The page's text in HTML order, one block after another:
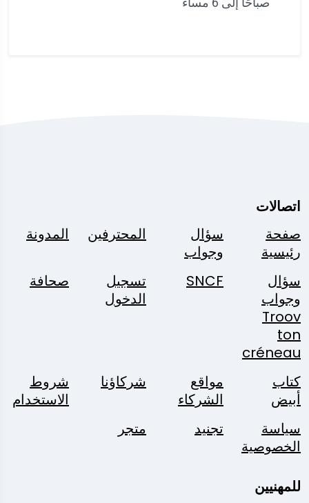
اتصالات
صفحة
رئيسية
سؤال
وجواب
المحترفين المدونة
سؤال
وجواب
Troov
ton
créneau
SNCF
تسجيل
الدخول
صحافة
كتاب
أبيض
مواقع
الشركاء
شركاؤنا
شروط
الاستخدام
سياسة
الخصوصية
تجنيد متجر
للمهنيين